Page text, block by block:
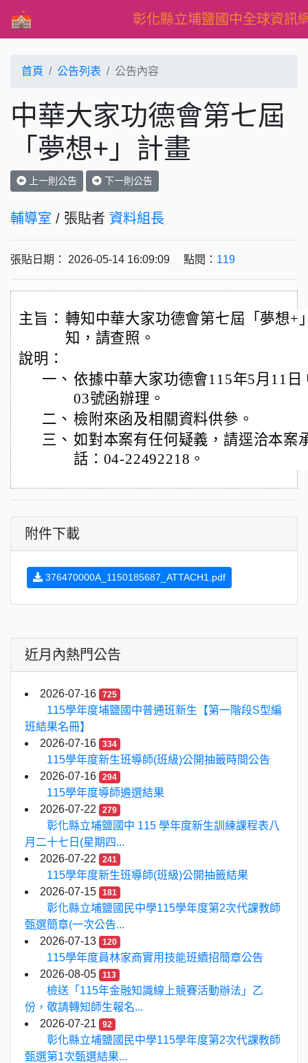
彰化縣立埔鹽國中全球資訊
首頁 公告列表 公告內容
中華大家功德會第七屆
「夢想+」計畫
上一則公告 下一則公告
輔導室 / 張貼者 資料組長
張貼日期： 2026-05-14 16:09:09 點閱： 119
主旨： 轉知中華大家功德會第七屆「夢想+
知，請查照。
說明：
一、 依據中華大家功德會115年5月11
03號函辦理。
二、 檢附來函及相關資料供參。
三、 如對本案有任何疑義，請逕洽本案
話：04-22492218。
附件下載
376470000A_1150185687_ATTACH1.pdf
近月內熱門公告
2026-07-16 725
115學年度埔鹽國中普通班新生【第一階段S型編
班結果名冊】
2026-07-16
334
115學年度新生班導師(班級)公開抽籤時間公告
2026-07-16
294
115學年度導師遴選結果
2026-07-22
279
彰化縣立埔鹽國中 115 學年度新生訓練課程表八
月二十七日(星期四...
2026-07-22
241
115學年度新生班導師(班級)公開抽籤結果
2026-07-15
181
彰化縣立埔鹽國民中學115學年度第2次代課教師
甄選簡章(一次公告...
2026-07-13
120
115學年度員林家商實用技能班續招簡章公告
2026-08-05
113
檢送「115年金融知識線上競賽活動辦法」乙
份，敬請轉知師生報名...
2026-07-21
92
彰化縣立埔鹽國民中學115學年度第2次代課教師
甄選第1次甄選結果...